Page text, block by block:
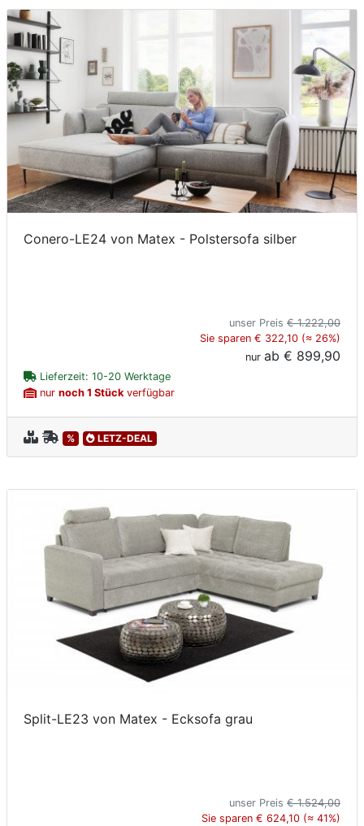
Conero-LE24 von Matex - Polstersofa silber
unser Preis € 1.222,00
Sie sparen € 322,10 (≈ 26%)
nur ab € 899,90
Lieferzeit: 10-20 Werktage
nur noch 1 Stückverfügbar
% LETZ-DEAL
Split-LE23 von Matex - Ecksofa grau
unser Preis € 1.524,00
Sie sparen € 624,10 (≈ 41%)